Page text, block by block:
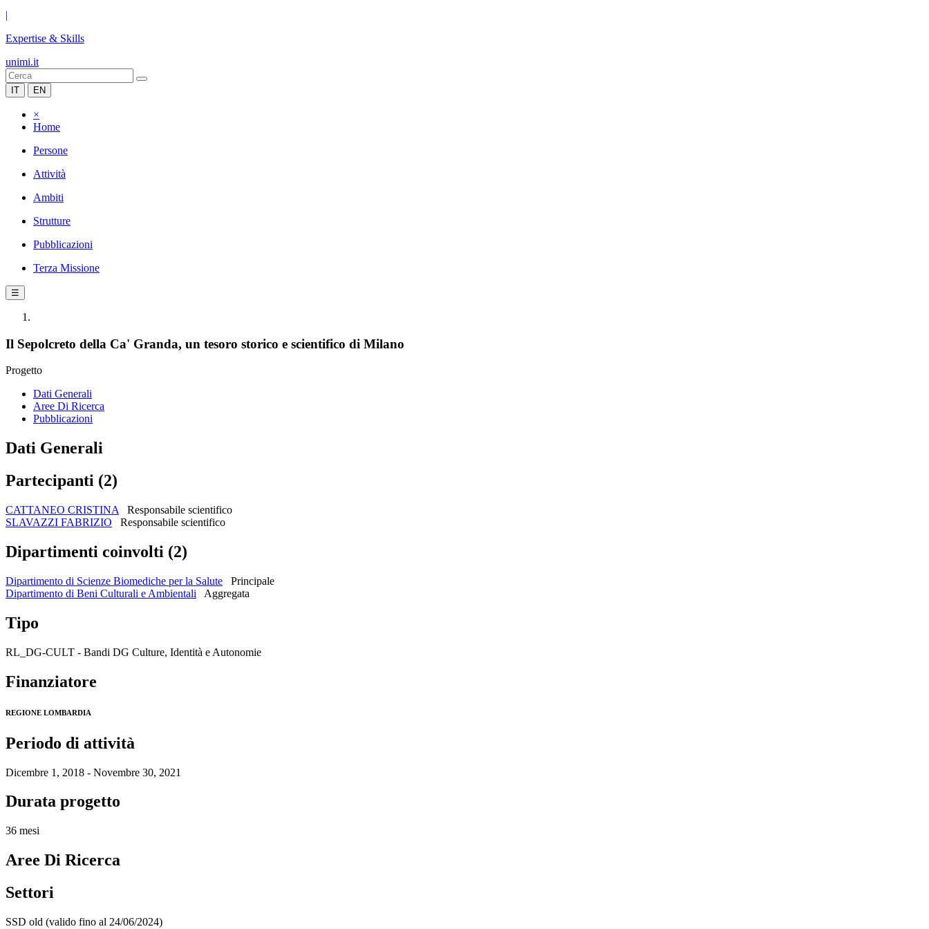
|
Expertise & Skills
unimi.it
IT EN
×
Home
Persone
Attività
Ambiti
Strutture
Pubblicazioni
Terza Missione
☰
Il Sepolcreto della Ca' Granda, un tesoro storico e scientifico di Milano
Progetto
Dati Generali
Aree Di Ricerca
Pubblicazioni
Dati Generali
Partecipanti (2)
CATTANEO CRISTINA
Responsabile scientifico
SLAVAZZI FABRIZIO
Responsabile scientifico
Dipartimenti coinvolti (2)
Dipartimento di Scienze Biomediche per la Salute
Principale
Dipartimento di Beni Culturali e Ambientali
Aggregata
Tipo
RL_DG-CULT - Bandi DG Culture, Identità e Autonomie
Finanziatore
REGIONE LOMBARDIA
Periodo di attività
Dicembre 1, 2018 - Novembre 30, 2021
Durata progetto
36 mesi
Aree Di Ricerca
Settori
SSD old (valido fino al 24/06/2024)